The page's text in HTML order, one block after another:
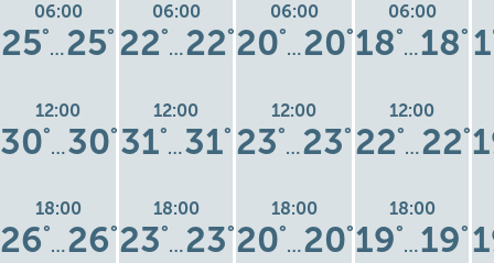
06:00
25°
…25°
12:00
30°
…30°
18:00
26°
…26°
06:00
22°
…22°
12:00
31°
…31°
18:00
23°
…23°
06:00
20°
…20°
12:00
23°
…23°
18:00
20°
…20°
06:00
18°
…18°
12:00
22°
…22°
18:00
19°
…19°